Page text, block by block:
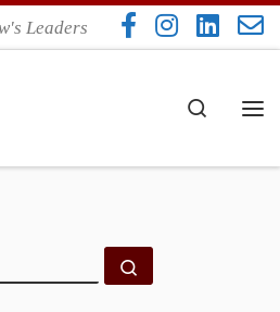
Leaders
Search
SEARCH